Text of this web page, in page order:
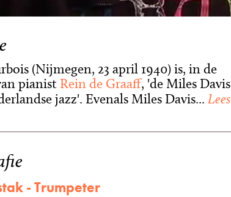
(Nijmegen, 23 april 1940) is, in de
pianist Rein de Graaff, 'de Miles Davis
jazz'. Evenals Miles Davis... Lees
- Trumpeter